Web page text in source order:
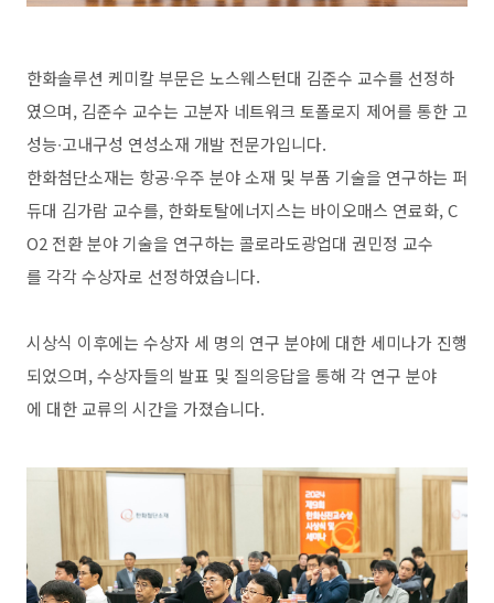
한화솔루션 케미칼 부문은 노스웨스턴대 김준수 교수를 선정하
였으며, 김준수 교수는 고분자 네트워크 토폴로지 제어를 통한 고
성능∙고내구성 연성소재 개발 전문가입니다.
한화첨단소재는 항공∙우주 분야 소재 및 부품 기술을 연구하는 퍼
듀대 김가람 교수를, 한화토탈에너지스는 바이오매스 연료화, C
O2 전환 분야 기술을 연구하는 콜로라도광업대 권민정 교수
를 각각 수상자로 선정하였습니다.
시상식 이후에는 수상자 세 명의 연구 분야에 대한 세미나가 진행
되었으며, 수상자들의 발표 및 질의응답을 통해 각 연구 분야
에 대한 교류의 시간을 가졌습니다.